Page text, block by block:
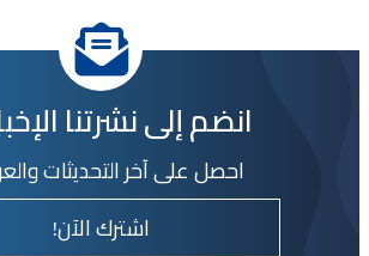
انضم إلى نشرتنا
احصل على آخر التحديثات
اشترك الآن!